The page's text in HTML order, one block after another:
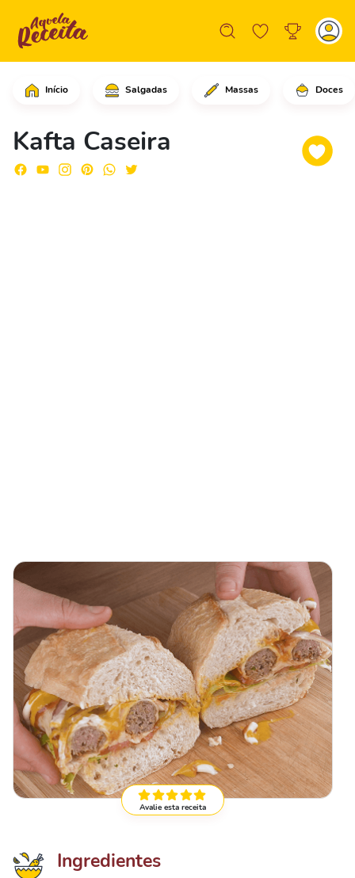
Início Salgadas Massas Doces
Kafta Caseira
Comece cortando a garrafa pet ao
Avalie esta receita
Ingredientes